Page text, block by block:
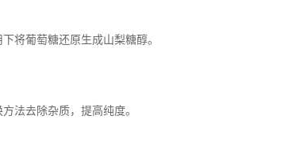
将葡萄糖还原生成山梨糖醇。
法去除杂质，提高纯度。